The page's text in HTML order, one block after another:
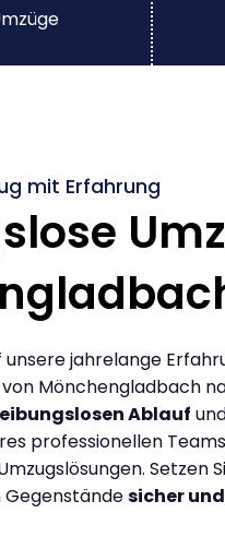
mit Erfahrung
unsere jahrelange
Mönchengladbach
Ablauf
professionellen
Setzen
sicher